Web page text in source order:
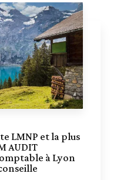
LMNP et la plus
AUDIT
à Lyon